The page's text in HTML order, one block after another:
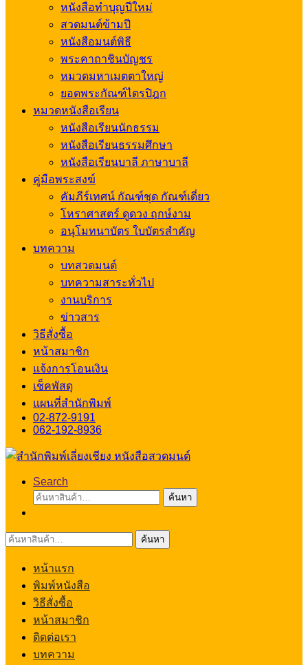
หนังสือทำบุญปีใหม่
สวดมนต์ข้ามปี
หนังสือมนต์พิธี
พระคาถาชินบัญชร
หมวดมหาเมตตาใหญ่
ยอดพระกัณฑ์ไตรปิฎก
หมวดหนังสือเรียน
หนังสือเรียนนักธรรม
หนังสือเรียนธรรมศึกษา
หนังสือเรียนบาลี ภาษาบาลี
คู่มือพระสงฆ์
คัมภีร์เทศน์ กัณฑ์ชุด กัณฑ์เดี่ยว
โหราศาสตร์ ดูดวง ฤกษ์งาม
อนุโมทนาบัตร ใบบัตรสำคัญ
บทความ
บทสวดมนต์
บทความสาระทั่วไป
งานบริการ
ข่าวสาร
วิธีสั่งซื้อ
หน้าสมาชิก
แจ้งการโอนเงิน
เช็คพัสดุ
แผนที่สำนักพิมพ์
02-872-9191
062-192-8936
Search
ค้นหา:
ค้นหา
ค้นหา: ค้นหา
หน้าแรก
พิมพ์หนังสือ
วิธีสั่งซื้อ
หน้าสมาชิก
ติดต่อเรา
บทความ